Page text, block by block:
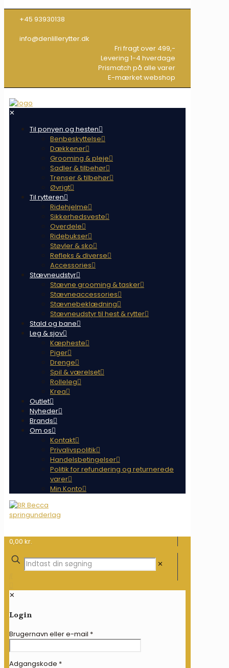
+45 93930138
info@denlillerytter.dk
Fri fragt over 499,-
Levering 1-4 hverdage
Prismatch på alle varer
E-mærket webshop
✕
Til ponyen og hesten
Benbeskyttelse
Dækkener
Grooming & pleje
Sadler & tilbehør
Trenser & tilbehør
Øvrigt
Til rytteren
Ridehjelme
Sikkerhedsveste
Overdele
Ridebukser
Støvler & sko
Refleks & diverse
Accessories
Stævneudstyr
Stævne grooming & tasker
Stævneaccessories
Stævnebeklædning
Stævneudstyr til hest & rytter
Stald og bane
Leg & sjov
Kæpheste
Piger
Drenge
Spil & værelset
Rolleleg
Krea
Outlet
Nyheder
Brands
Om os
Kontakt
Privalivspolitik
Handelsbetingelser
Politik for refundering og returnerede
varer
Min Konto
0,00 kr.
✕
✕
Login
Brugernavn eller e-mail *
Adgangskode *